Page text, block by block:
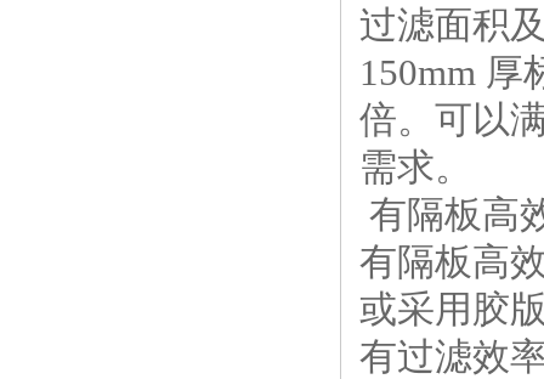
过滤面积
150mm 厚
倍。可以
需求。
有隔板高
有隔板高
或采用胶
有过滤效